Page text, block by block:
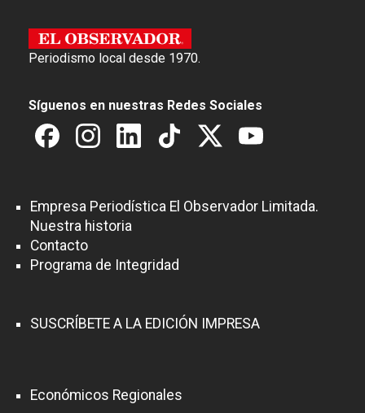
Periodismo local desde 1970.
Síguenos en nuestras Redes Sociales
Empresa Periodística El Observador Limitada.
Nuestra historia
Contacto
Programa de Integridad
SUSCRÍBETE A LA EDICIÓN IMPRESA
Económicos Regionales